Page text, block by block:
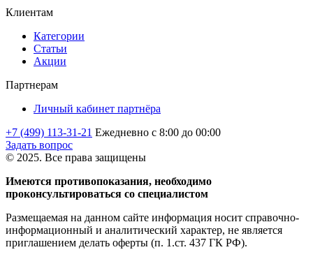
Клиентам
Категории
Статьи
Акции
Партнерам
Личный кабинет партнёра
+7 (499) 113-31-21 Ежедневно с 8:00 до 00:00
Задать вопрос
© 2025. Все права защищены
Имеются противопоказания, необходимо
проконсультироваться со специалистом
Размещаемая на данном сайте информация носит справочно-
информационный и аналитический характер, не является
приглашением делать оферты (п. 1.ст. 437 ГК РФ).